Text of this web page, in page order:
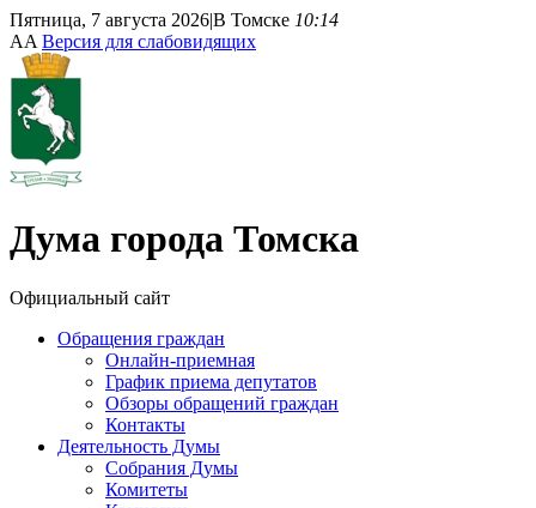
Пятница, 7 августа 2026|В Томске 10:14
AA Версия для слабовидящих
Дума города Томска
Официальный сайт
Обращения граждан
Онлайн-приемная
График приема депутатов
Обзоры обращений граждан
Контакты
Деятельность Думы
Собрания Думы
Комитеты